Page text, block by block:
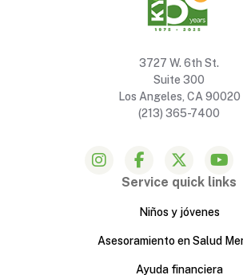
3727 W. 6th St.
Suite 300
Los Angeles, CA 90020
(213) 365-7400
Service quick links
Niños y jóvenes
Asesoramiento en Salud
Ayuda financiera